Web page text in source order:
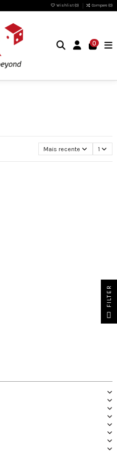
Wishlist (0) Compare (0)
0
Mais recente 1
FILTER